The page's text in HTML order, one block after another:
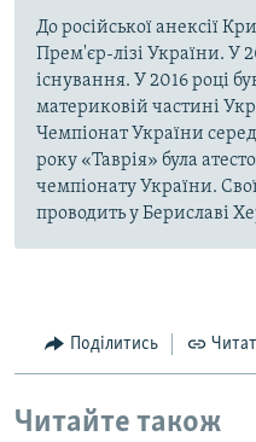
До російської анексії
Прем'єр-лізі України. У
існування. У 2016 році
материковій частині
Чемпіонат України
року «Таврія» була
чемпіонату України.
проводить у Бериславі
Поділитись
Читайте також